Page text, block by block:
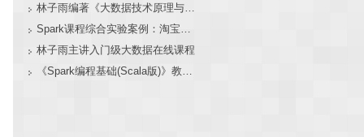
林子雨编著《大数据技术原理与应用（第3版）》教材配套大数据软件安装和编程实践指南
林子雨主讲入门级大数据在线课程
《Spark编程基础(Scala版)》教材官网